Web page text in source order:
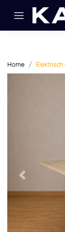
Home Elektrisch
Vorige